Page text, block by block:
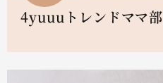
4yuuuトレンドママ部